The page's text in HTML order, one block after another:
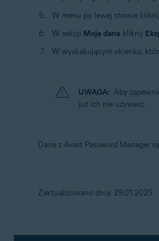
W menu po lewej stronie kliknij
W sekcji Moje dane kliknij
W wyskakującym okienku,
UWAGA: Aby
już ich nie używasz.
Dane z Avast Password Manager
Zaktualizowano dnia: 29.01.2025